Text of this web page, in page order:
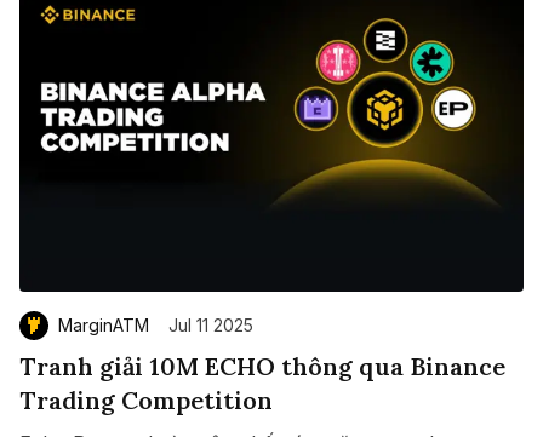
MarginATM Jul 11 2025
Tranh giải 10M ECHO thông qua Binance
Trading Competition